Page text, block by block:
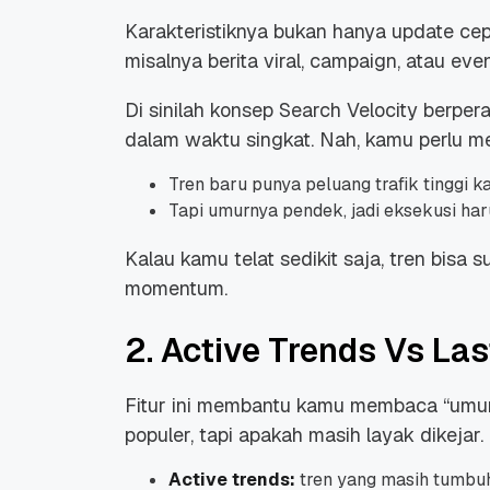
Diskon Domain dan
Domain .ID dan
Terbaru
20 Nov, 2025 6
Karakteristiknya bukan hanya update
misalnya berita viral, campaign, atau
Di sinilah konsep Search Velocity
dalam waktu singkat. Nah, kamu perlu
Tren baru punya peluang trafik tinggi
Tapi umurnya pendek, jadi eksekusi
Kalau kamu telat sedikit saja, tren bisa
momentum.
2. Active Trends Vs
Fitur ini membantu kamu membaca
populer, tapi apakah masih layak dikejar.
Active trends: tren yang masih